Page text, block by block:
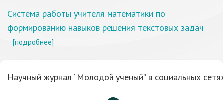
Система работы учителя математики по
формированию навыков решения текстовых задач
[подробнее]
Научный журнал “Молодой ученый” в социальных